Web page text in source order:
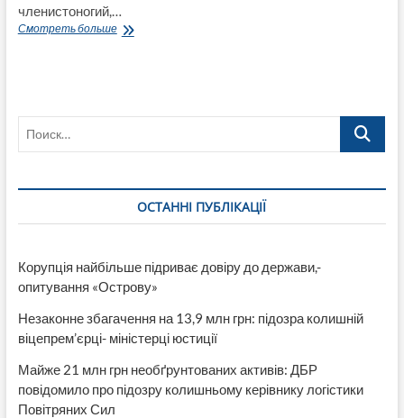
членистоногий,…
Смотреть большеУ
України
Поиск…
ОСТАННІ ПУБЛІКАЦІЇ
Корупція найбільше підриває довіру до держави,-
опитування «Острову»
Незаконне збагачення на 13,9 млн грн: підозра колишній
віцепрем’єрці- міністерці юстиції
Майже 21 млн грн необґрунтованих активів: ДБР
повідомило про підозру колишньому керівнику логістики
Повітряних Сил